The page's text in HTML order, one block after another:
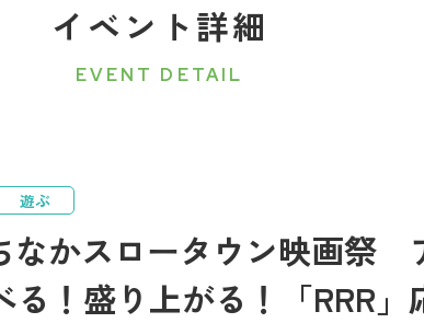
イベント詳細
EVENT DETAIL
なかスロータウン映画祭
！盛り上がる！「RRR」
遊ぶ